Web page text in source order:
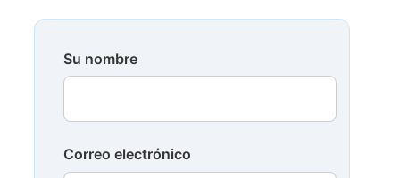
Su nombre
Correo electrónico